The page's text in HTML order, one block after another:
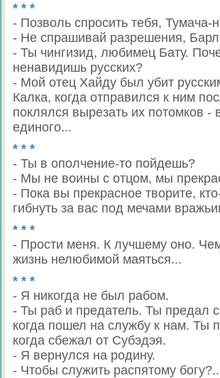
* * *
- Позволь спросить тебя, Тумача-
- Не спрашивай разрешения,
- Ты чингизид, любимец Бату.
ненавидишь русских?
- Мой отец Хайду был убит
Калка, когда отправился к ним
поклялся вырезать их потомков -
единого...
* * *
- Ты в ополчение-то пойдешь?
- Мы не воины с отцом, мы
- Пока вы прекрасное творите,
гибнуть за вас под мечами
* * *
- Прости меня. К лучшему оно.
жизнь нелюбимой маяться...
* * *
- Я никогда не был рабом.
- Ты раб и предатель. Ты предал
когда пошел на службу к нам. Ты
когда сбежал от Субэдэя.
- Я вернулся на родину.
- Чтобы служить распятому богу?..